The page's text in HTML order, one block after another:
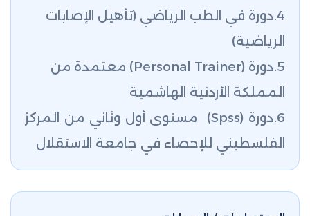
4.دورة في الطب الرياضي (تأهيل الإصابات
الرياضية)
5.دورة (
Personal Trainer) معتمدة من
المملكة الأردنية الهاشمية
6.دورة (
Spss) مستوى أول وثاني من المركز
الفلسطيني للإحصاء في جامعة الاستقلال